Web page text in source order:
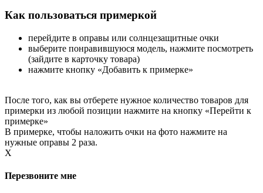
Как пользоваться примеркой
перейдите в оправы или солнцезащитные очки
выберите понравившуюся модель, нажмите посмотреть
(зайдите в карточку товара)
нажмите кнопку «Добавить к примерке»
После того, как вы отберете нужное количество товаров для
примерки из любой позиции нажмите на кнопку «Перейти к
примерке»
В примерке, чтобы наложить очки на фото нажмите на
нужные оправы 2 раза.
X
Перезвоните мне